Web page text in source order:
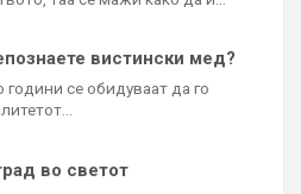
вистински мед?
се обидуваат да го
во светот